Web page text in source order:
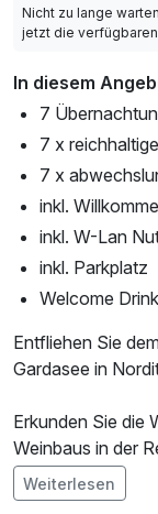
Nicht zu lange
jetzt die
In diesem
7
7 x
7 x
inkl.
inkl. W-Lan
inkl. Parkplatz
Welcome Drink
Entfliehen Sie
Gardasee in
Erkunden Sie die
Weinbaus in der
Besichtigen Sie
Panoramastraße
Weiterlesen